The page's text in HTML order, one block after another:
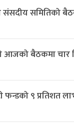
संसदीय समितिको
आजको बैठकमा
फन्डको ९ प्रतिशत